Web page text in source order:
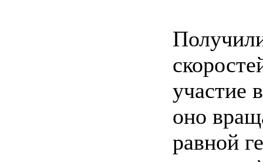
участие
оно
равной